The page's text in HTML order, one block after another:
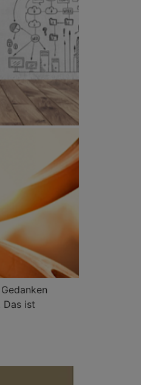
Das ist